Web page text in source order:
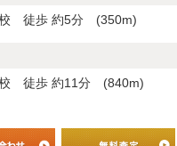
校 徒歩 約5分 (350m)
校 徒歩 約11分 (840m)